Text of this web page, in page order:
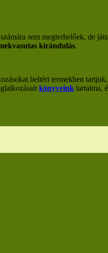
sem megterhelőek, de
kirándulás.
beltéri termekben
könyveink tartalma,